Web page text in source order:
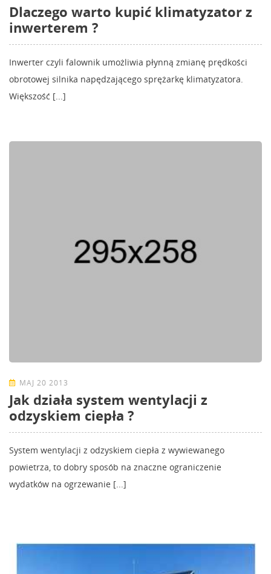
Dlaczego warto kupić klimatyzator z
inwerterem ?
Inwerter czyli falownik umożliwia płynną zmianę prędkości
obrotowej silnika napędzającego sprężarkę klimatyzatora.
Większość [...]
MAJ 20 2013
Jak działa system wentylacji z
odzyskiem ciepła ?
System wentylacji z odzyskiem ciepła z wywiewanego
powietrza, to dobry sposób na znaczne ograniczenie
wydatków na ogrzewanie [...]